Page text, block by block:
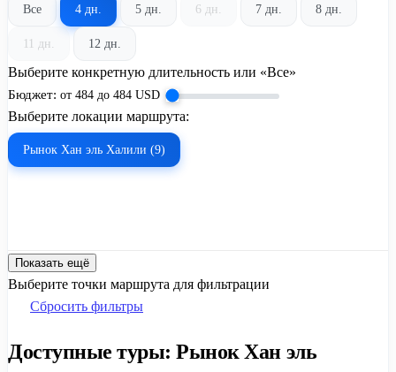
Все 4 дн. 5 дн. 6 дн. 7 дн. 8 дн.
11 дн. 12 дн.
Выберите конкретную длительность или «Все»
Бюджет: от 484 до 484 USD
Выберите локации маршрута:
Рынок Хан эль Халили (9)
Показать ещё
Выберите точки маршрута для фильтрации
Сбросить фильтры
Доступные туры: Рынок Хан эль